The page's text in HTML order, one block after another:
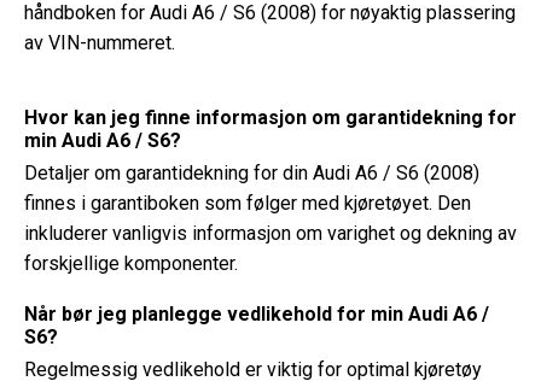
håndboken for Audi A6 / S6 (2008) for nøyaktig plassering
av VIN-nummeret.
Hvor kan jeg finne informasjon om garantidekning for
min Audi A6 / S6?
Detaljer om garantidekning for din Audi A6 / S6 (2008)
finnes i garantiboken som følger med kjøretøyet. Den
inkluderer vanligvis informasjon om varighet og dekning av
forskjellige komponenter.
Når bør jeg planlegge vedlikehold for min Audi A6 /
S6?
Regelmessig vedlikehold er viktig for optimal kjøretøy